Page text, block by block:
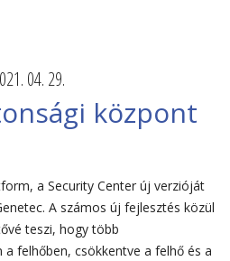
04. 29.
központ
a Security Center új verzióját
A számos új fejlesztés közül
teszi, hogy több
felhőben, csökkentve a felhő és a